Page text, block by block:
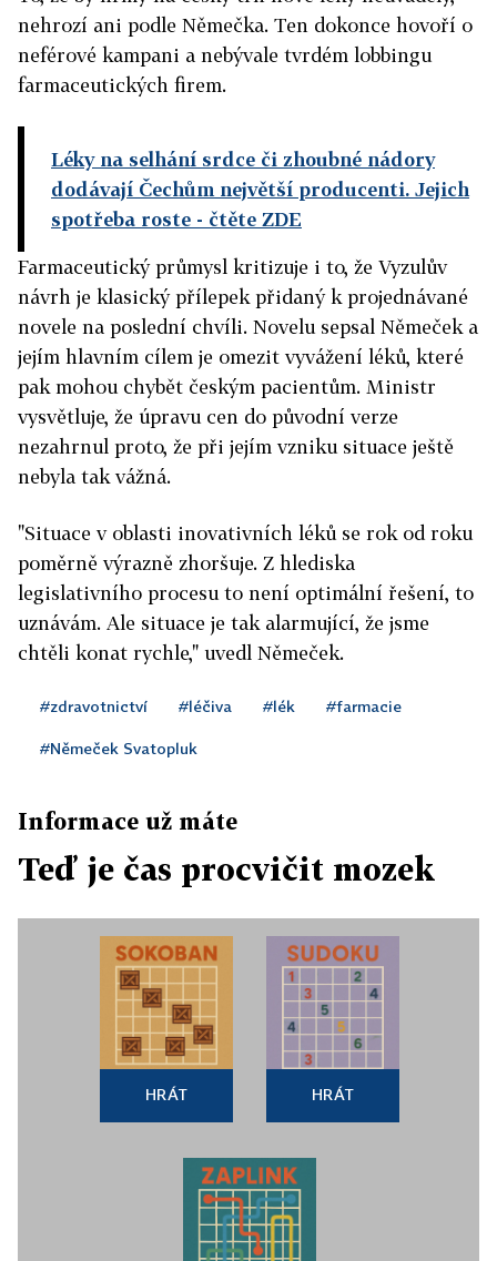
nehrozí ani podle Němečka. Ten dokonce hovoří o
neférové kampani a nebývale tvrdém lobbingu
farmaceutických firem.
Léky na selhání srdce či zhoubné nádory
dodávají Čechům největší producenti. Jejich
spotřeba roste - čtěte ZDE
Farmaceutický průmysl kritizuje i to, že Vyzulův
návrh je klasický přílepek přidaný k projednávané
novele na poslední chvíli. Novelu sepsal Němeček a
jejím hlavním cílem je omezit vyvážení léků, které
pak mohou chybět českým pacientům. Ministr
vysvětluje, že úpravu cen do původní verze
nezahrnul proto, že při jejím vzniku situace ještě
nebyla tak vážná.
"Situace v oblasti inovativních léků se rok od roku
poměrně výrazně zhoršuje. Z hlediska
legislativního procesu to není optimální řešení, to
uznávám. Ale situace je tak alarmující, že jsme
chtěli konat rychle," uvedl Němeček.
#zdravotnictví #léčiva #lék #farmacie
#Němeček Svatopluk
Informace už máte
Teď je čas procvičit mozek
HRÁT HRÁT